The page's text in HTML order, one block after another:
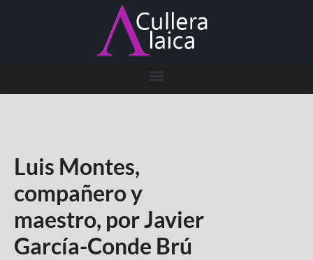
Luis Montes,
compañero y
maestro, por Javier
García-Conde Brú